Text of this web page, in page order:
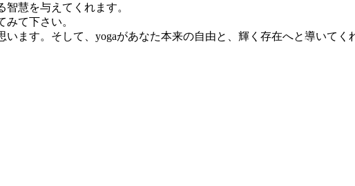
慧を与えてくれます。
て下さい。
ます。そして、yogaがあなた本来の自由と、輝く存在へと導いてく